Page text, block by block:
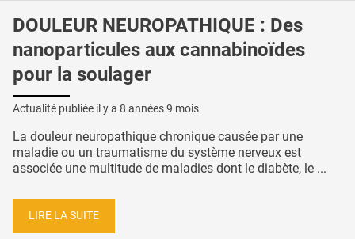
DOULEUR NEUROPATHIQUE : Des
nanoparticules aux cannabinoïdes
pour la soulager
Actualité publiée il y a 8 années 9 mois
La douleur neuropathique chronique causée par une
maladie ou un traumatisme du système nerveux est
associée une multitude de maladies dont le diabète, le ...
LIRE LA SUITE